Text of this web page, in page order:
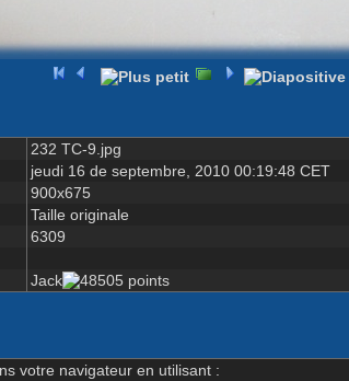
232 TC-9.jpg
jeudi 16 de septembre, 2010 00:19:48 CET
900x675
Taille originale
6309
Jack
votre navigateur en utilisant :